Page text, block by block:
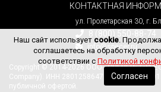
КОНТАКТНАЯ
ул. Пролетарская 30, г.
8 (800) 550-88-74
info@specer.ru
Copyright © 2014-2026 ООО «СПЕЦЕР»
Company). ИНН 2801258647. КПП
публичной офертой.
Наш сайт использует cookie.
соглашаетесь на обработку
соответствии с Политикой
Согласен